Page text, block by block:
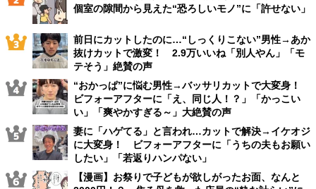
テそう」絶賛の声
“おかっぱ”に悩む男性→バッサリカットで大変身！
ビフォーアフターに「え、同じ人！？」「かっこい
い」「爽やかすぎる～」大絶賛の声
妻に「ハゲてる」と言われ…カットで解決→イケオジ
に大変身！ ビフォーアフターに「うちの夫もお願い
したい」「若返りハンパない」
【漫画】お祭りで子どもが欲しがったお面、なんと
2000円！？ 焦る母を救った店員の“粋な計らい”に
「天使降臨」